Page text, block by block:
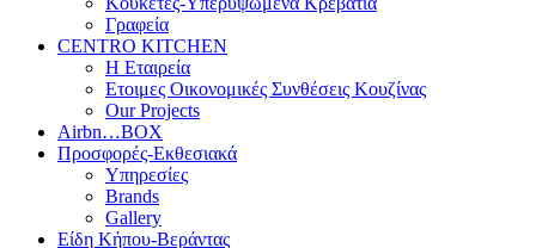
Γραφεία
CENTRO KITCHEN
Η Εταιρεία
Ετοιμες Οικονομικές Συνθέσεις Κουζίνας
Our Projects
Airbn…BOX
Προσφορές-Εκθεσιακά
Υπηρεσίες
Brands
Gallery
Είδη Κήπου-Βεράντας